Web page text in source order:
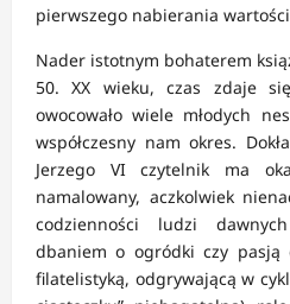
pierwszego nabierania
Nader istotnym bohaterem
50. XX wieku, czas zdaje
owocowało wiele młodych
współczesny nam okres.
Jerzego VI czytelnik ma
namalowany, aczkolwiek
codzienności ludzi
dbaniem o ogródki czy pasją
filatelistyką, odgrywającą w